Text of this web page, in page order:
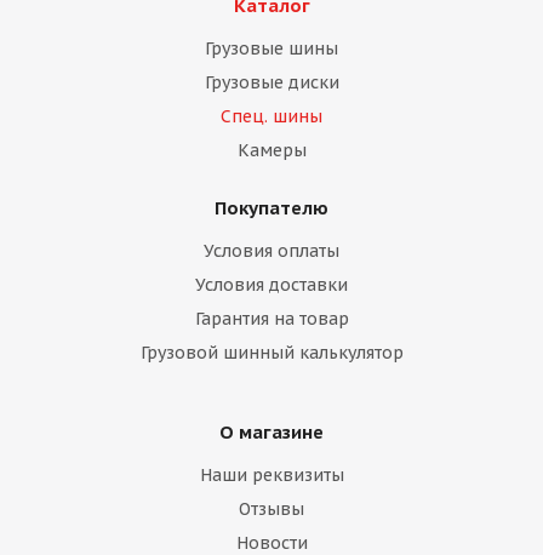
Каталог
Грузовые шины
Грузовые диски
Спец. шины
Камеры
Покупателю
Условия оплаты
Условия доставки
Гарантия на товар
Грузовой шинный калькулятор
О магазине
Наши реквизиты
Отзывы
Новости